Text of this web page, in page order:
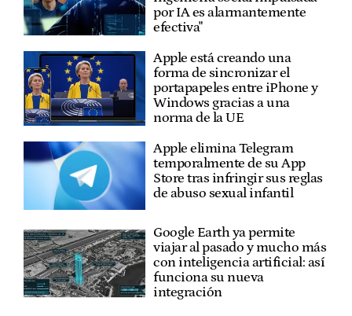
por IA es alarmantemente
efectiva"
Apple está creando una
forma de sincronizar el
portapapeles entre iPhone y
Windows gracias a una
norma de la UE
Apple elimina Telegram
temporalmente de su App
Store tras infringir sus reglas
de abuso sexual infantil
Google Earth ya permite
viajar al pasado y mucho más
con inteligencia artificial: así
funciona su nueva
integración